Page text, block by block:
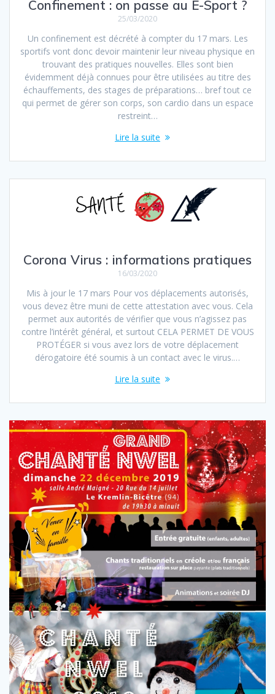
Confinement : on passe au E-Sport ?
25/03/2020
Un confinement est décrété à compter du 17 mars. Les
sportifs vont donc devoir maintenir leur niveau physique en
trouvant des pratiques nouvelles. Elles sont bien
évidemment déjà connues pour être utilisées au titre des
échauffements, des stages de préparations… bref tout ce
qui permet de gérer son corps, son cardio dans un espace
restreint…
Lire la suite
Corona Virus : informations pratiques
16/03/2020
Mis à jour le 17 mars Pour vos déplacements autorisés,
vous devez être muni de cette attestation avec vous. Cela
permet aux autorités de vérifier que vous n’agissez pas
contre l’intérêt général, et surtout CELA PERMET DE VOUS
PROTÉGER si vous avez lors de votre déplacement
dérogatoire été soumis à un contact avec le virus.…
Lire la suite